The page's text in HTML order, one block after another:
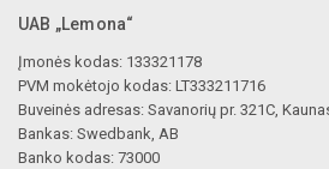
UAB „Lemona“
Įmonės kodas: 133321178
PVM mokėtojo kodas: LT333211716
Buveinės adresas: Savanorių pr. 321C,
Bankas: Swedbank, AB
Banko kodas: 73000